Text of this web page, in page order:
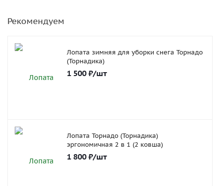
Рекомендуем
Лопата зимняя для уборки снега Торнадо
(Торнадика)
1 500 ₽/шт
Лопата Торнадо (Торнадика)
эргономичная 2 в 1 (2 ковша)
1 800 ₽/шт